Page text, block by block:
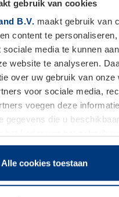
gebruik van cookies
B.V. maakt gebruik van
content te
media te kunnen
website te analyseren.
over uw gebruik van onze
voor sociale media,
voegen deze
gegevens die u
verzameld.
om cookies op uw
noodzakelijk is. Voor
Alle cookies toestaan
ACTIE
producten